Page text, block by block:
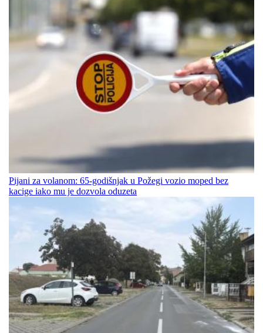
Pijani za volanom: 65-godišnjak u Požegi vozio moped bez
kacige iako mu je dozvola oduzeta